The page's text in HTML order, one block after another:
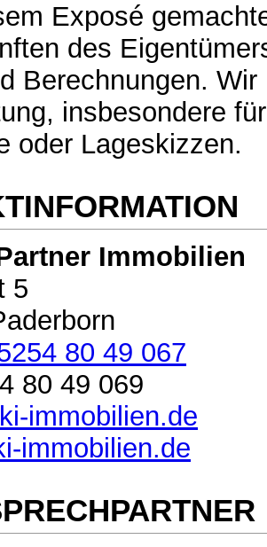
Exposé
des
Berechnungen.
insbesondere
oder Lageskizzen.
Immobilien
5
80 49 067
80 49 069
immobilien.de
immobilien.de